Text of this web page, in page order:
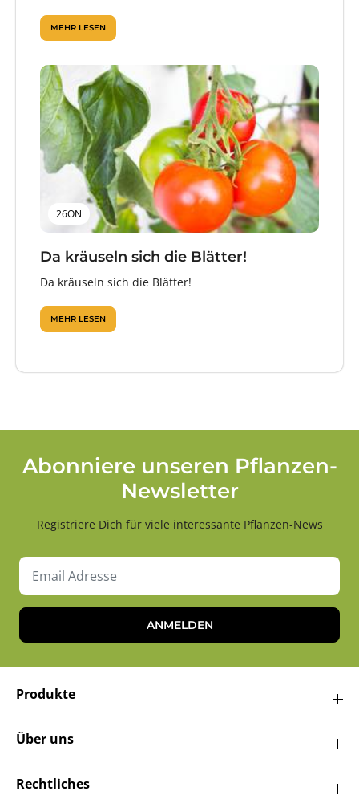
MEHR LESEN
26ON
Da kräuseln sich die Blätter!
Da kräuseln sich die Blätter!
MEHR LESEN
Abonniere unseren Pflanzen-
Newsletter
Registriere Dich für viele interessante Pflanzen-News
ANMELDEN
Produkte
Über uns
Rechtliches